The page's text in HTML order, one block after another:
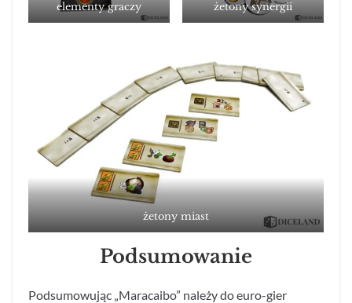
elementy graczy żetony synergii
żetony miast
Podsumowanie
Podsumowując „Maracaibo” należy do euro-gier